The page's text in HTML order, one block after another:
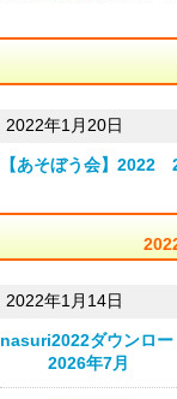
2022年1月20日
【あそぼう会】2022
2022年1月14日
nasuri2022ダウンロー
2026年7月